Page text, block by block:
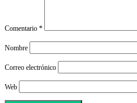
Comentario *
Nombre
Correo electrónico
Web